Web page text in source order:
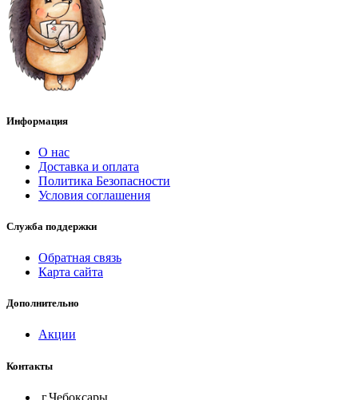
Информация
О нас
Доставка и оплата
Политика Безопасности
Условия соглашения
Служба поддержки
Обратная связь
Карта сайта
Дополнительно
Акции
Контакты
г.Чебоксары